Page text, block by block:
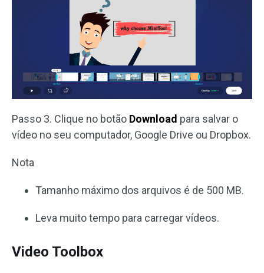
Passo 3. Clique no botão Download para salvar o
vídeo no seu computador, Google Drive ou Dropbox.
Nota
Tamanho máximo dos arquivos é de 500 MB.
Leva muito tempo para carregar vídeos.
Video Toolbox